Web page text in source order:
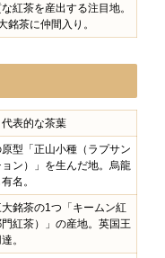
紅茶を産出する注目地。
銘茶に仲間入り。
表的な茶葉
型「正山小種（ラプサン
ョン）」を生んだ地。烏龍
名。
銘茶の1つ「キームン紅
紅茶）」の産地。英国王
。